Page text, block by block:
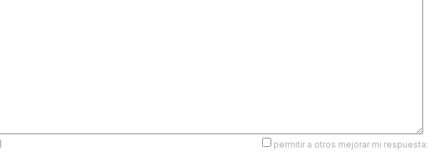
permitir a otros mejorar mi respuesta: